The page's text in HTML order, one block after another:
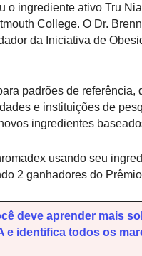
o ingrediente ativo Tru
College. O Dr.
da Iniciativa de
padrões de
e instituições de
ingredientes
usando seu
2 ganhadores do
deve aprender mais
e identifica todos os